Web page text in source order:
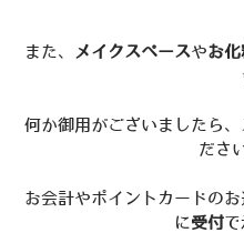
また、 メイクスペースやお
何か御用がございましたら
ださ
お会計やポイントカードのお
に受付で